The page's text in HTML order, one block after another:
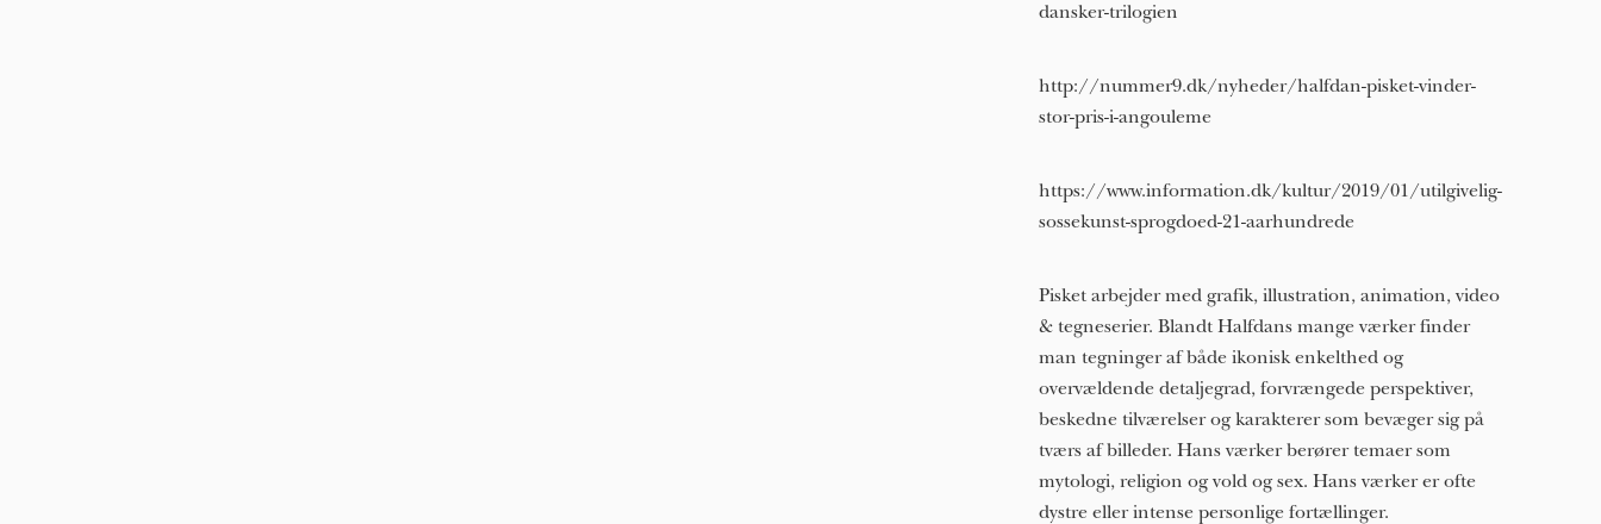
dansker-trilogien
http://nummer9.dk/nyheder/halfdan-pisket-vinder-
stor-pris-i-angouleme
https://www.information.dk/kultur/2019/01/utilgivelig-
sossekunst-sprogdoed-21-aarhundrede
Pisket arbejder med grafik, illustration, animation, video
& tegneserier. Blandt Halfdans mange værker finder
man tegninger af både ikonisk enkelthed og
overvældende detaljegrad, forvrængede perspektiver,
beskedne tilværelser og karakterer som bevæger sig på
tværs af billeder. Hans værker berører temaer som
mytologi, religion og vold og sex. Hans værker er ofte
dystre eller intense personlige fortællinger.